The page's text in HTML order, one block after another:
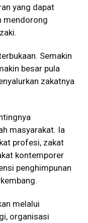
yang dapat
mendorong
Semakin
besar pula
zakatnya
masyarakat. Ia
profesi, zakat
kontemporer
penghimpunan
melalui
organisasi